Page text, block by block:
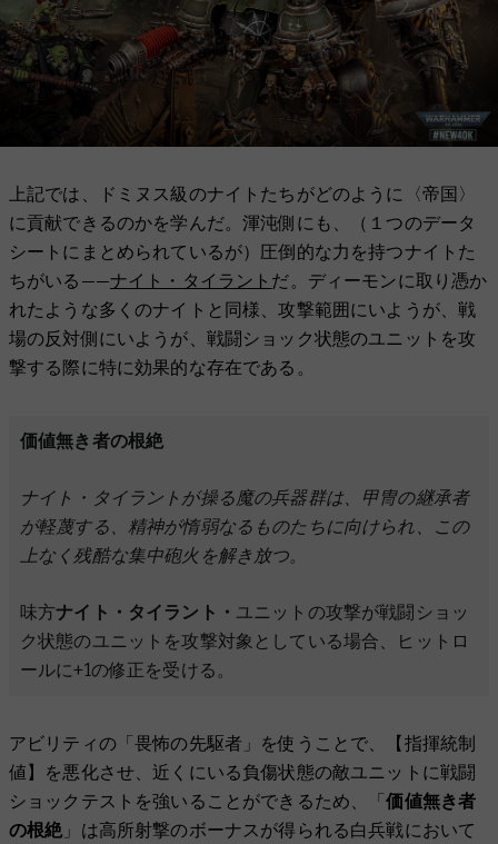
上記では、ドミヌス級のナイトたちがどのように〈帝国〉
に貢献できるのかを学んだ。渾沌側にも、（１つのデータ
シートにまとめられているが）圧倒的な力を持つナイトた
ちがいる——ナイト・タイラント だ。ディーモンに取り憑か
れたような多くのナイトと同様、攻撃範囲にいようが、戦
場の反対側にいようが、戦闘ショック状態のユニットを攻
撃する際に特に効果的な存在である。
価値無き者の根絶
ナイト・タイラントが操る魔の兵器群は、甲冑の継承者
が軽蔑する、精神が惰弱なるものたちに向けられ、この
上なく残酷な集中砲火を解き放つ。
味方ナイト・タイラント・ ユニットの攻撃が戦闘ショッ
ク状態のユニットを攻撃対象としている場合、ヒットロ
ールに+1の修正を受ける。
アビリティの「畏怖の先駆者」を使うことで、【指揮統制
値】を悪化させ、近くにいる負傷状態の敵ユニットに戦闘
ショックテストを強いることができるため、「価値無き者
の根絶 」は高所射撃のボーナスが得られる白兵戦において